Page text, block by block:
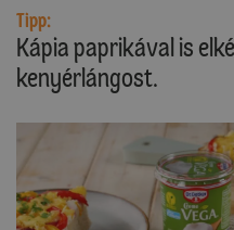
Tipp:
Kápia paprikával is
kenyérlángost.